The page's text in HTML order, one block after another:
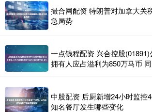
撮合网配资 特朗普对加拿大关
急局势
一点钱程配资 兴合控股
拥有人应占溢利为850万马币
中股配资 后厨新增24小时监控
知名餐厅发生哪些变化